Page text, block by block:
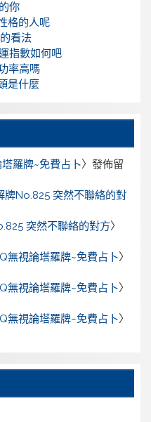
你
格的人呢
看法
指數如何吧
率高嗎
是什麼
羅牌~免費占卜〉發佈留
牌No.825 突然不聯絡的對
突然不聯絡的對方〉
無視論塔羅牌~免費占卜〉
無視論塔羅牌~免費占卜〉
無視論塔羅牌~免費占卜〉